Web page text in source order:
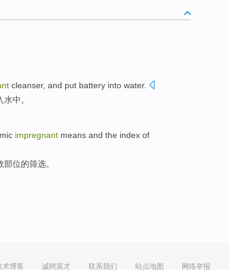
cleanser, and put battery into water.
水中 。
impregnant means and the index of
部位的筛选。
术博客 诚聘英才 联系我们 站点地图 网络举报